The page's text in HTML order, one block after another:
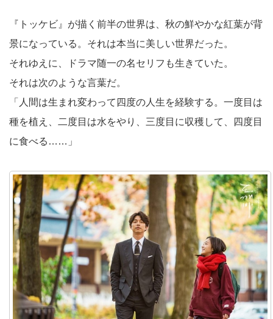
『トッケビ』が描く前半の世界は、秋の鮮やかな紅葉が背
景になっている。それは本当に美しい世界だった。
それゆえに、ドラマ随一の名セリフも生きていた。
それは次のような言葉だ。
「人間は生まれ変わって四度の人生を経験する。一度目は
種を植え、二度目は水をやり、三度目に収穫して、四度目
に食べる……」